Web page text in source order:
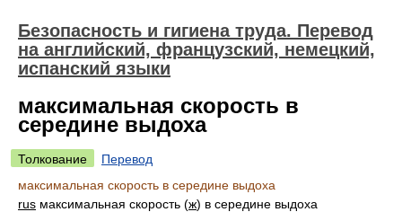
Безопасность и гигиена труда. Перевод
на английский, французский, немецкий,
испанский языки
максимальная скорость в
середине выдоха
Толкование
Перевод
максимальная скорость в середине выдоха
rus максимальная скорость (ж) в середине выдоха